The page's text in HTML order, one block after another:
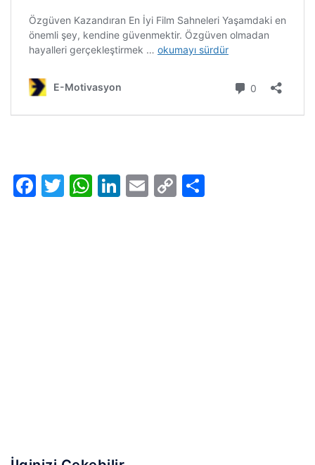
Facebook
Twitter
WhatsApp
LinkedIn
Email
Copy